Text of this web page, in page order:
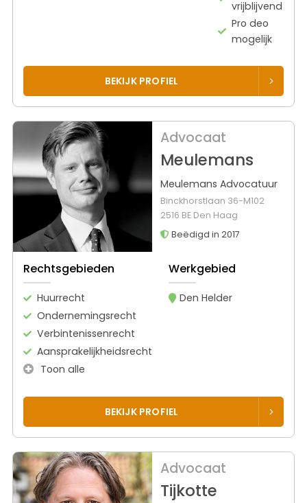
vrijblijvend
Pro deo
mogelijk
BEKIJK PROFIEL
Advocaat
Meulemans
Meulemans Advocatuur
Binckhorstlaan 36-M102
2516 BE Den Haag
Beëdigd in 2017
Rechtsgebieden
Huurrecht
Ondernemingsrecht
Verbintenissenrecht
Aansprakelijkheidsrecht
Toon alle
Werkgebied
Den Helder
BEKIJK PROFIEL
Advocaat
Tijkotte